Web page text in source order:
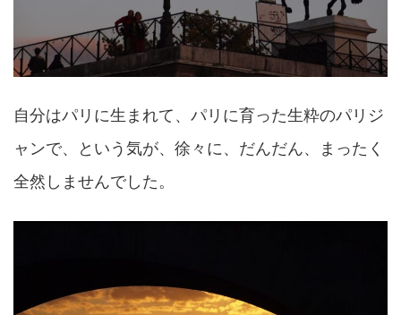
自分はパリに生まれて、パリに育った生粋のパリジ
ャンで、という気が、徐々に、だんだん、まったく
全然しませんでした。